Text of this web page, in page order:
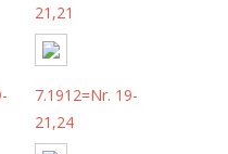
21,21
7.1912=Nr. 19-
21,24